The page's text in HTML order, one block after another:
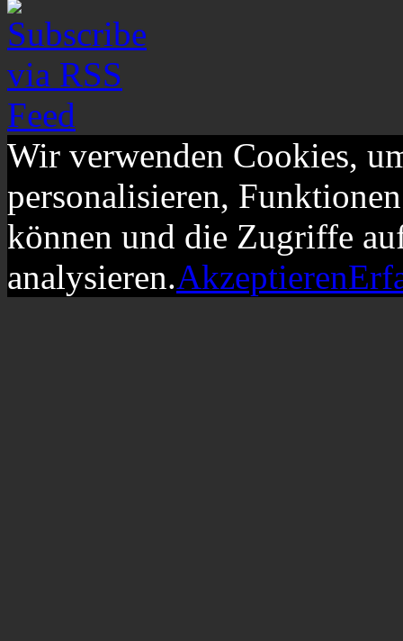
Wir verwenden Cookies,
personalisieren,
können und die Zugriffe
analysieren.Akzeptieren